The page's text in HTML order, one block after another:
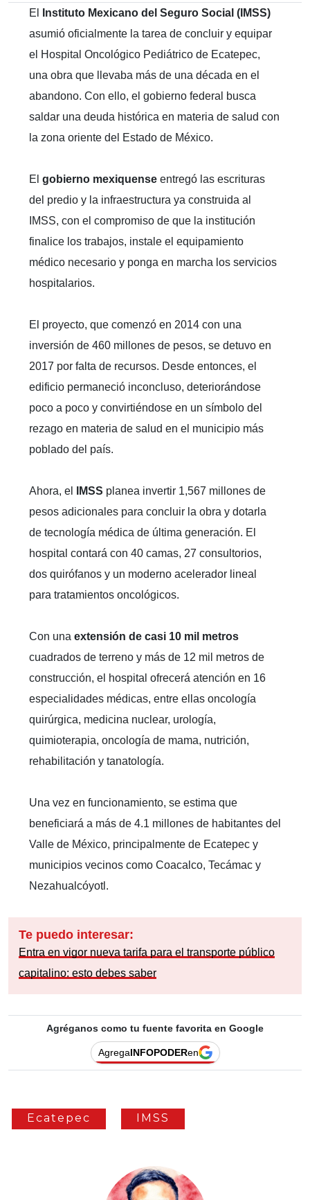
El
Instituto Mexicano del Seguro Social (IMSS)
asumió oficialmente la tarea de concluir y equipar
el Hospital Oncológico Pediátrico de Ecatepec,
una obra que llevaba más de una década en el
abandono. Con ello, el gobierno federal busca
saldar una deuda histórica en materia de salud con
la zona oriente del Estado de México.
El gobierno mexiquense entregó las escrituras
del predio y la infraestructura ya construida al
IMSS, con el compromiso de que la institución
finalice los trabajos, instale el equipamiento
médico necesario y ponga en marcha los servicios
hospitalarios.
El proyecto, que comenzó en 2014 con una
inversión de 460 millones de pesos, se detuvo en
2017 por falta de recursos. Desde entonces, el
edificio permaneció inconcluso, deteriorándose
poco a poco y convirtiéndose en un símbolo del
rezago en materia de salud en el municipio más
poblado del país.
Ahora, el IMSS planea invertir 1,567 millones de
pesos adicionales para concluir la obra y dotarla
de tecnología médica de última generación. El
hospital contará con 40 camas, 27 consultorios,
dos quirófanos y un moderno acelerador lineal
para tratamientos oncológicos.
Con una extensión de casi 10 mil metros
cuadrados de terreno y más de 12 mil metros de
construcción, el hospital ofrecerá atención en 16
especialidades médicas, entre ellas oncología
quirúrgica, medicina nuclear, urología,
quimioterapia, oncología de mama, nutrición,
rehabilitación y tanatología.
Una vez en funcionamiento, se estima que
beneficiará a más de 4.1 millones de habitantes del
Valle de México, principalmente de Ecatepec y
municipios vecinos como Coacalco, Tecámac y
Nezahualcóyotl.
Te puedo interesar:
Entra en vigor nueva tarifa para el transporte público
capitalino: esto debes saber
Agréganos como tu fuente favorita en Google
AgregaINFOPODERen
Ecatepec IMSS